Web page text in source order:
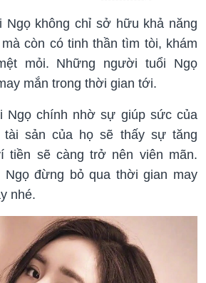
Ngọ không chỉ sở hữu khả năng
còn có tinh thần tìm tòi, khám
mỏi. Những người tuổi Ngọ
mắn trong thời gian tới.
Ngọ chính nhờ sự giúp sức của
tài sản của họ sẽ thấy sự tăng
tiền sẽ càng trở nên viên mãn.
đừng bỏ qua thời gian may
nhé.